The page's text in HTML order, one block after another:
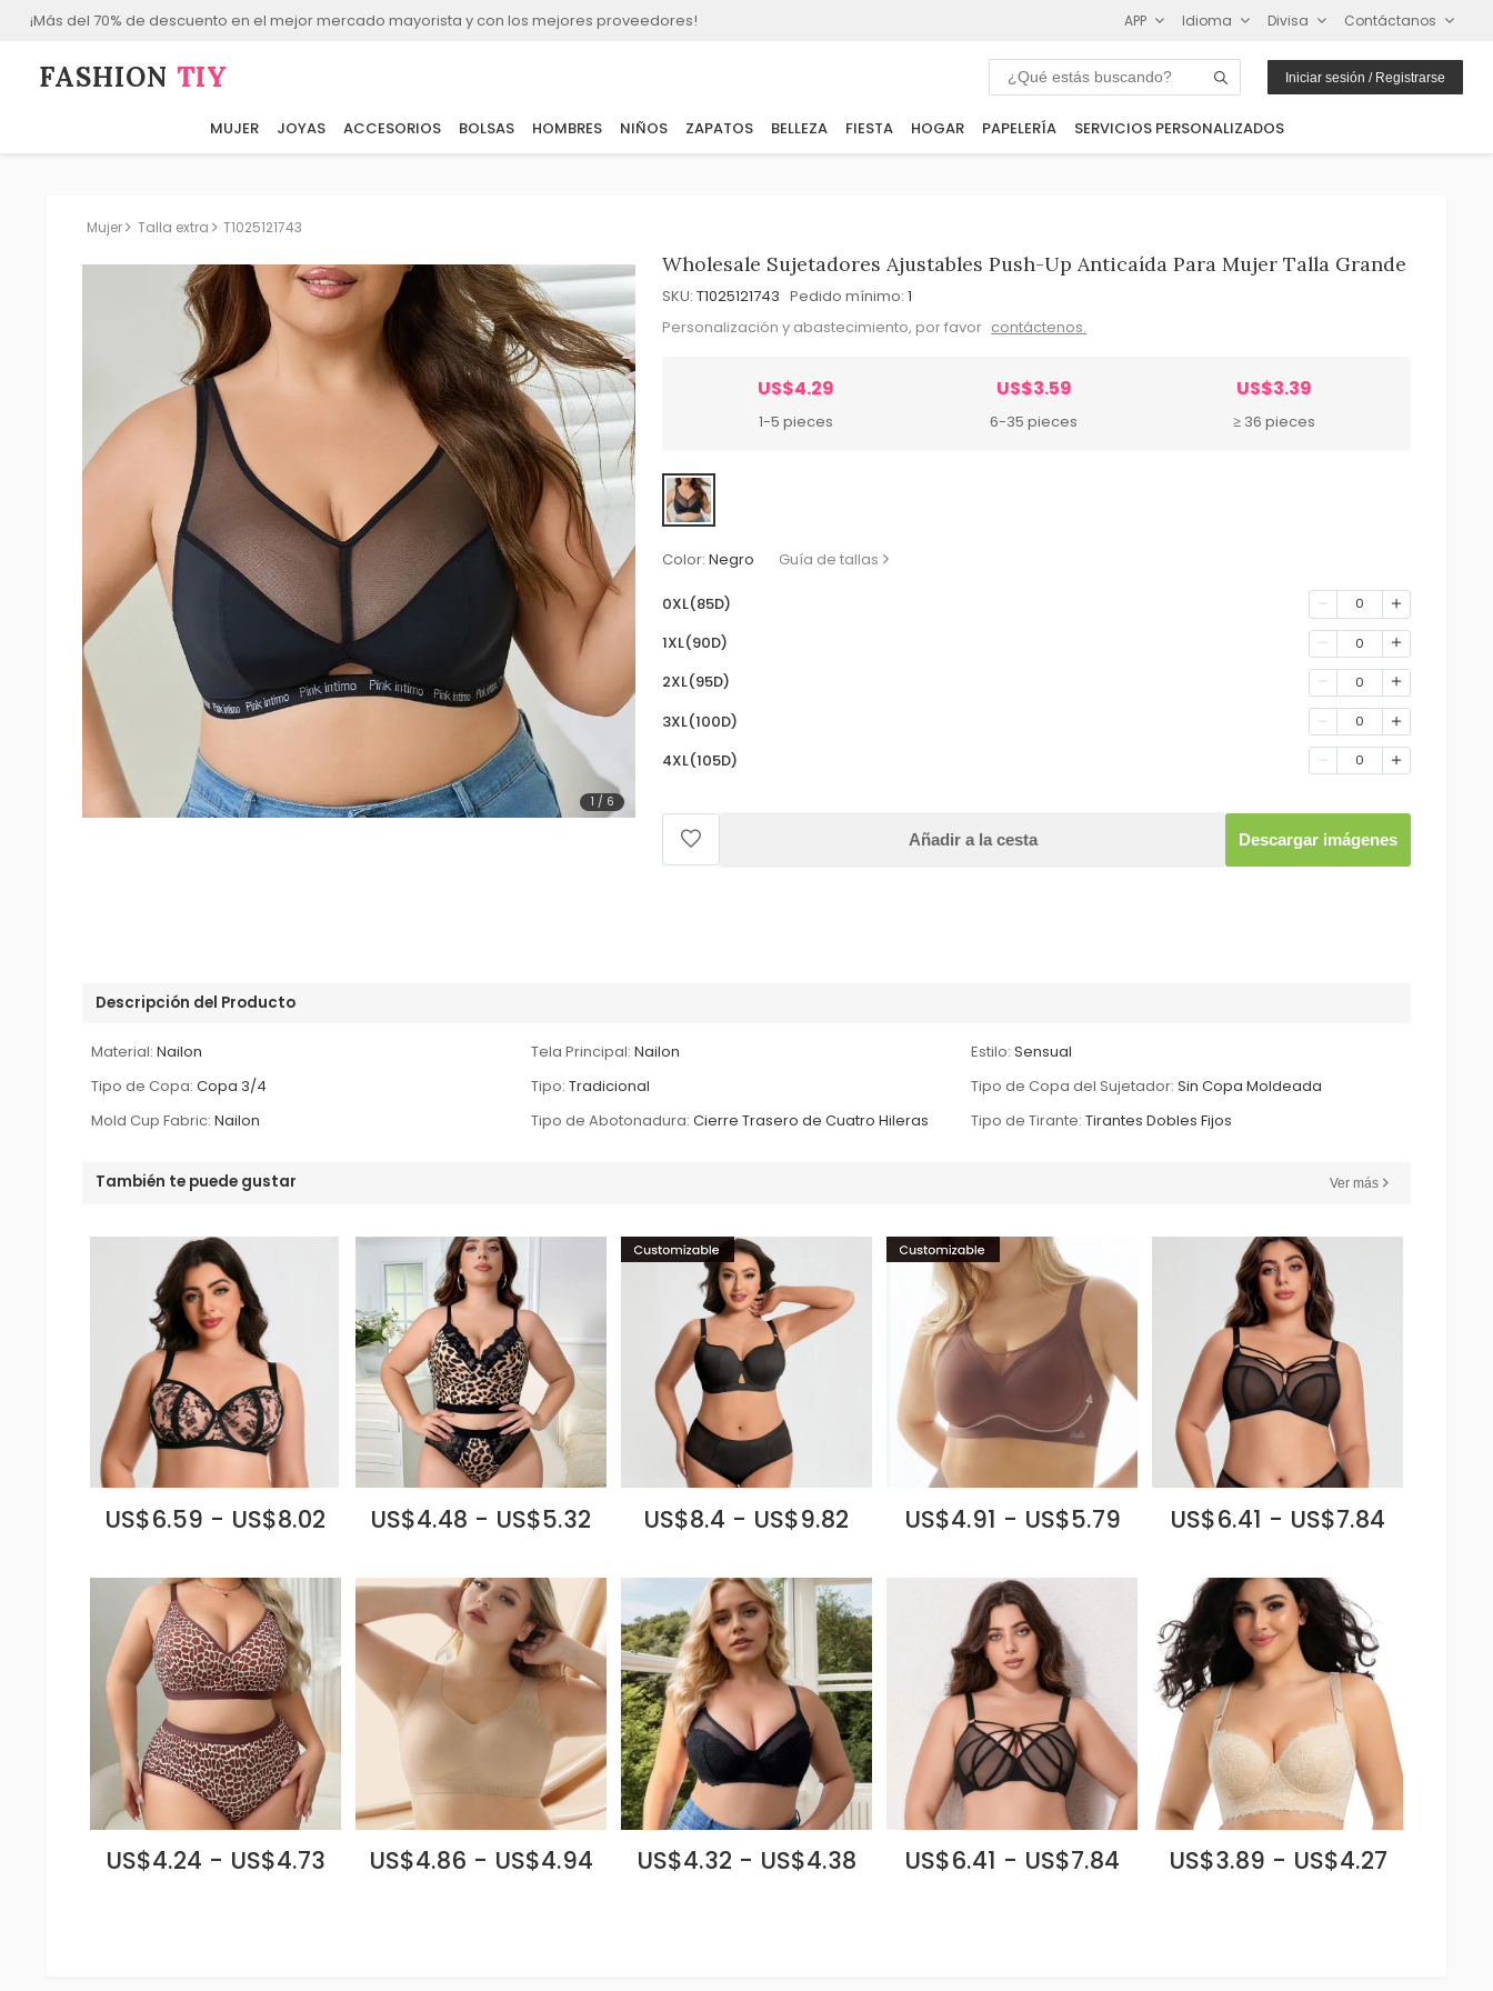
¡Más del 70% de descuento en el mejor mercado mayorista y con los mejores proveedores! APP Idioma Divisa Contáctanos
FASHION⁠ TIY Iniciar sesión / Registrarse
MUJER JOYAS ACCESORIOS BOLSAS HOMBRES NIÑOS ZAPATOS BELLEZA FIESTA HOGAR PAPELERÍA SERVICIOS PERSONALIZADOS
Mujer Talla extra T1025121743
1 / 6
Wholesale Sujetadores Ajustables Push-Up Anticaída Para Mujer Talla Grande
SKU: T1025121743 Pedido mínimo: 1
Personalización y abastecimiento, por favor contáctenos.
US$4.29
1-5 pieces
US$3.59
6-35 pieces
US$3.39
≥ 36 pieces
Color: Negro Guía de tallas
0XL(85D) 0
1XL(90D) 0
2XL(95D) 0
3XL(100D) 0
4XL(105D) 0
Añadir a la cesta Descargar imágenes
Descripción del Producto
Material: Nailon Tela Principal: Nailon Estilo: Sensual
Tipo de Copa: Copa 3/4 Tipo: Tradicional Tipo de Copa del Sujetador: Sin Copa Moldeada
Mold Cup Fabric: Nailon Tipo de Abotonadura: Cierre Trasero de Cuatro Hileras Tipo de Tirante: Tirantes Dobles Fijos
También te puede gustar Ver más
US$6.59 - US$8.02 US$4.48 - US$5.32 US$8.4 - US$9.82 US$4.91 - US$5.79 US$6.41 - US$7.84
US$4.24 - US$4.73 US$4.86 - US$4.94 US$4.32 - US$4.38 US$6.41 - US$7.84 US$3.89 - US$4.27